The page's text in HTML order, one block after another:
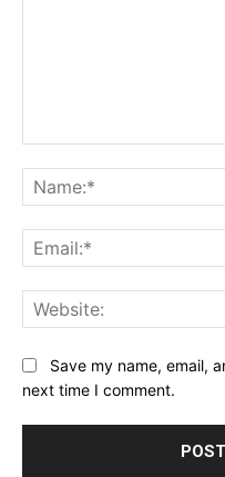
Save my name, email,
next time I comment.